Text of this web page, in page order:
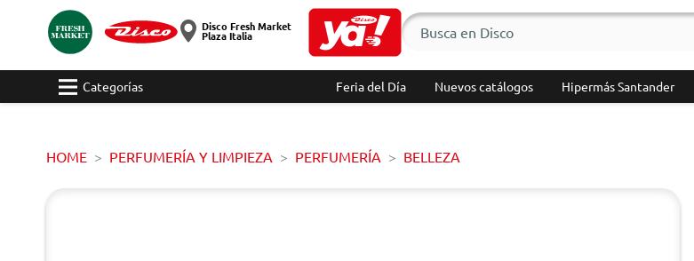
Disco Fresh Market
Plaza Italia
Categorías Feria del Día Nuevos catálogos Hipermás Santander
HOME PERFUMERÍA Y LIMPIEZA PERFUMERÍA BELLEZA